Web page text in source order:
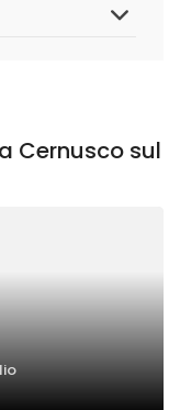
Cernusco sul